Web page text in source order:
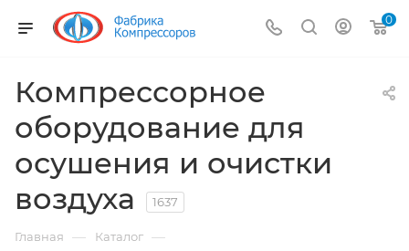
0
Компрессорное
оборудование для
осушения и очистки
воздуха
1637
Главная — Каталог —